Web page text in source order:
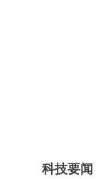
科技要闻